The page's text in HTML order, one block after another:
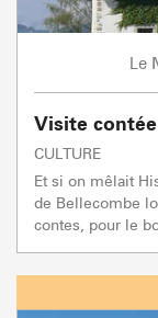
Le
Visite
CULTURE
Et si on mêlait
de Bellecombe
contes, pour le